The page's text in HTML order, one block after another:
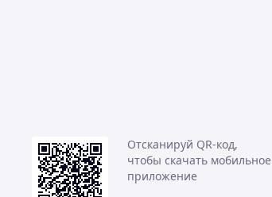
Отсканируй QR-код,
чтобы скачать мобильное
приложение